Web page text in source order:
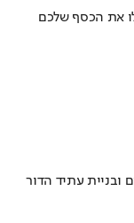
את הכסף שלכם
ובניית עתיד הדור